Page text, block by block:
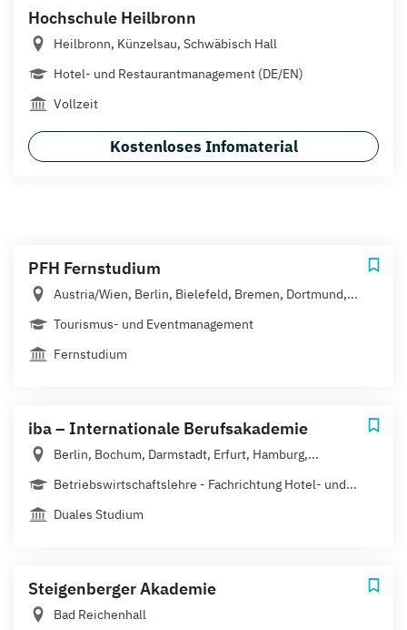
Hochschule Heilbronn
Heilbronn, Künzelsau, Schwäbisch Hall
Hotel- und Restaurantmanagement (DE/EN)
Vollzeit
Kostenloses Infomaterial
PFH Fernstudium
Austria/Wien, Berlin, Bielefeld, Bremen, Dortmund,...
Tourismus- und Eventmanagement
Fernstudium
iba – Internationale Berufsakademie
Berlin, Bochum, Darmstadt, Erfurt, Hamburg,...
Betriebswirtschaftslehre - Fachrichtung Hotel- und...
Duales Studium
Steigenberger Akademie
Bad Reichenhall